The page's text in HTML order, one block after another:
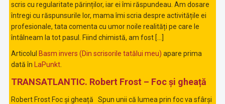
scris cu regularitate părinților, iar ei îmi răspundeau. Am dosare
întregi cu răspunsurile lor, mama îmi scria despre activitățile ei
profesionale, tata comenta cu umor noile realități pe care le
întâlneam la tot pasul. Fiind chimistă, am fost […]
Articolul Basm invers (Din scrisorile tatălui meu) apare prima
dată în
LaPunkt.
TRANSATLANTIC. Robert Frost – Foc și gheață
Robert Frost Foc și gheață Spun unii că lumea prin foc va sfârși